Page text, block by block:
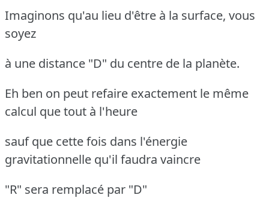
Imaginons qu'au lieu d'être à la surface, vous
soyez
à une distance "D" du centre de la planète.
Eh ben on peut refaire exactement le même
calcul que tout à l'heure
sauf que cette fois dans l'énergie
gravitationnelle qu'il faudra vaincre
"R" sera remplacé par "D"